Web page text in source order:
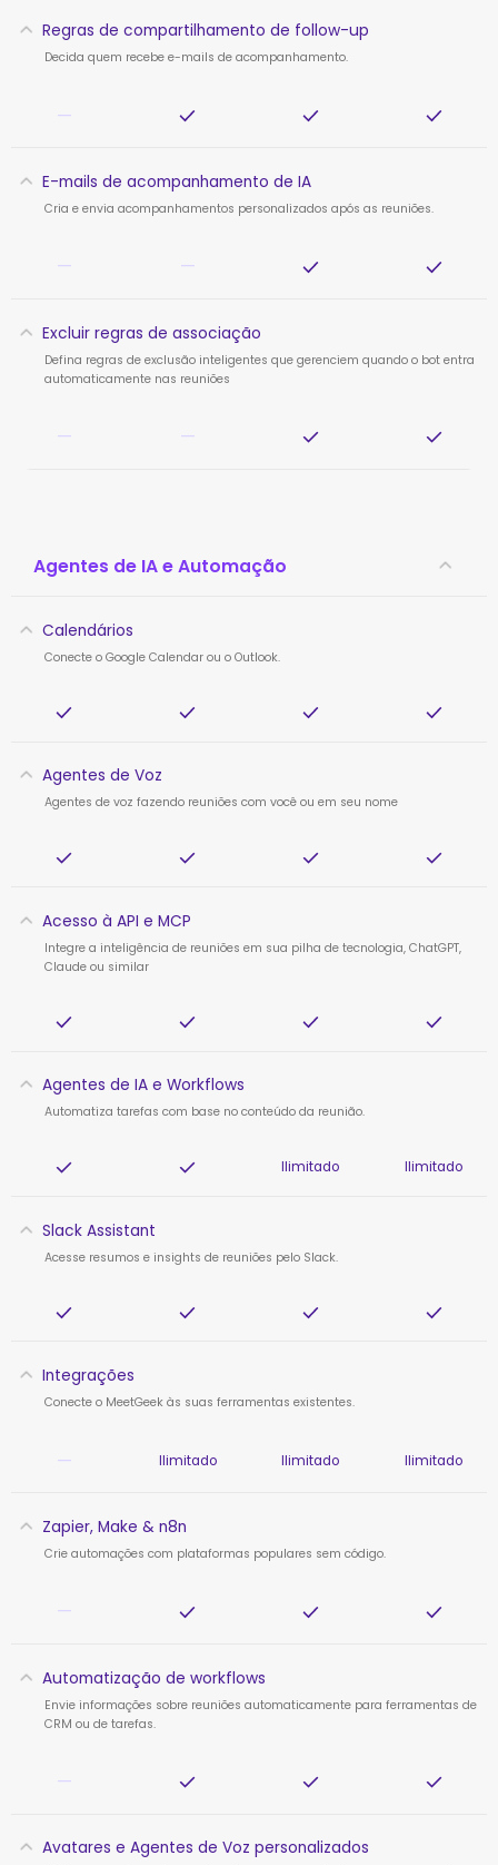
Regras de compartilhamento de follow-up
Decida quem recebe e-mails de acompanhamento.
—
E-mails de acompanhamento de IA
Cria e envia acompanhamentos personalizados após as reuniões.
— —
Excluir regras de associação
Defina regras de exclusão inteligentes que gerenciem quando o bot entra
automaticamente nas reuniões
— —
Agentes de IA e Automação
Calendários
Conecte o Google Calendar ou o Outlook.
Agentes de Voz
Agentes de voz fazendo reuniões com você ou em seu nome
Acesso à API e MCP
Integre a inteligência de reuniões em sua pilha de tecnologia, ChatGPT,
Claude ou similar
Agentes de IA e Workflows
Automatiza tarefas com base no conteúdo da reunião.
Ilimitado Ilimitado
Slack Assistant
Acesse resumos e insights de reuniões pelo Slack.
Integrações
Conecte o MeetGeek às suas ferramentas existentes.
— Ilimitado Ilimitado Ilimitado
Zapier, Make & n8n
Crie automações com plataformas populares sem código.
—
Automatização de workflows
Envie informações sobre reuniões automaticamente para ferramentas de
CRM ou de tarefas.
—
Avatares e Agentes de Voz personalizados